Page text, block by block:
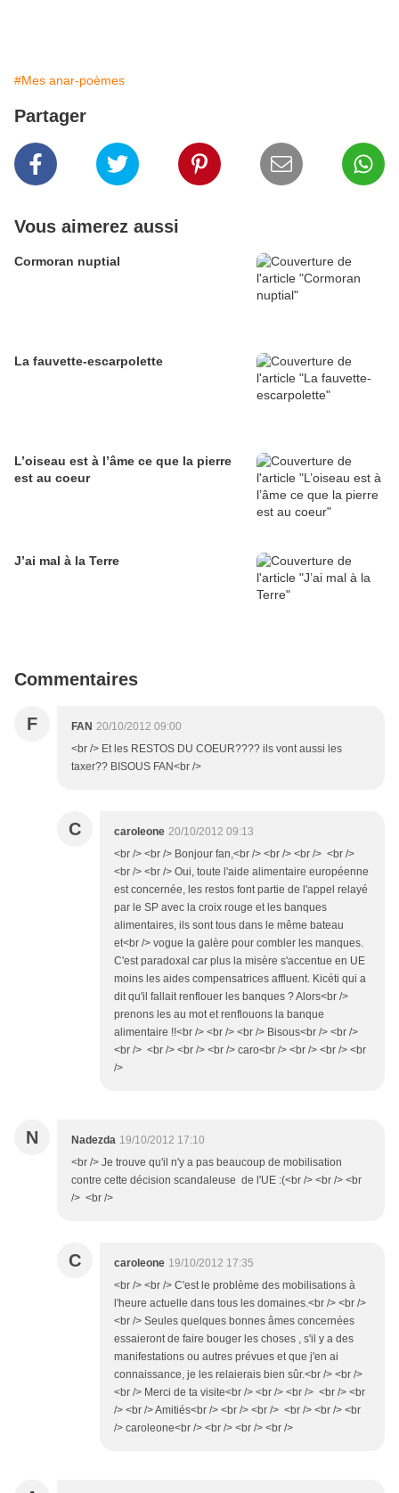
#Mes anar-poèmes
Partager
Vous aimerez aussi
Cormoran nuptial
La fauvette-escarpolette
L’oiseau est à l’âme ce que la pierre
est au coeur
J’ai mal à la Terre
Commentaires
F FAN 20/10/2012 09:00
<br /> Et les RESTOS DU COEUR???? ils vont aussi les
taxer?? BISOUS FAN<br />
C caroleone 20/10/2012 09:13
<br /> <br /> Bonjour fan,<br /> <br /> <br /> <br />
<br /> <br /> Oui, toute l'aide alimentaire européenne
est concernée, les restos font partie de l'appel relayé
par le SP avec la croix rouge et les banques
alimentaires, ils sont tous dans le même bateau
et<br /> vogue la galère pour combler les manques.
C'est paradoxal car plus la misère s'accentue en UE
moins les aides compensatrices affluent. Kicéti qui a
dit qu'il fallait renflouer les banques ? Alors<br />
prenons les au mot et renflouons la banque
alimentaire !!<br /> <br /> <br /> Bisous<br /> <br />
<br /> <br /> <br /> <br /> caro<br /> <br /> <br /> <br
/>
N Nadezda 19/10/2012 17:10
<br /> Je trouve qu'il n'y a pas beaucoup de mobilisation
contre cette décision scandaleuse de l'UE :(<br /> <br /> <br
/> <br />
C caroleone 19/10/2012 17:35
<br /> <br /> C'est le problème des mobilisations à
l'heure actuelle dans tous les domaines.<br /> <br />
<br /> Seules quelques bonnes âmes concernées
essaieront de faire bouger les choses , s'il y a des
manifestations ou autres prévues et que j'en ai
connaissance, je les relaierais bien sûr.<br /> <br />
<br /> Merci de ta visite<br /> <br /> <br /> <br /> <br
/> <br /> Amitiés<br /> <br /> <br /> <br /> <br /> <br
/> caroleone<br /> <br /> <br /> <br />